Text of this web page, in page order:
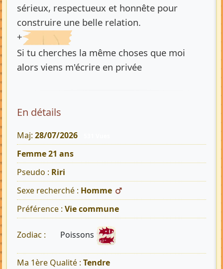
sérieux, respectueux et honnête pour
construire une belle relation.
+
Si tu cherches la même choses que moi
alors viens m'écrire en privée
En détails
Maj: 28/07/2026
Femme 21 ans
Pseudo : Riri
Sexe recherché : Homme
Préférence : Vie commune
Zodiac : Poissons
Ma 1ère Qualité : Tendre